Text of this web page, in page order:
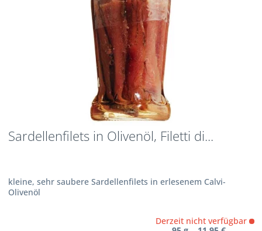
Sardellenfilets in Olivenöl, Filetti di...
kleine, sehr saubere Sardellenfilets in erlesenem Calvi-
Olivenöl
Derzeit nicht verfügbar